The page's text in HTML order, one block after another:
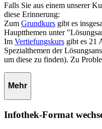
Falls Sie aus einem unserer
diese Erinnerung:
Zum Grundkurs gibt es
Hauptthemen unter
Im Vertiefungskurs gibt es 21
Spezialthemen der
um diese zu finden). Zu
Mehr
Infothek-Format